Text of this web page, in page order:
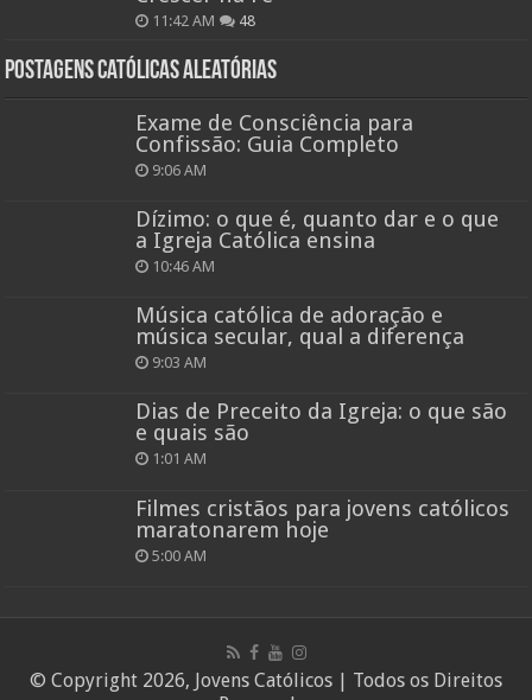
11:42 AM 48
Postagens católicas aleatórias
Exame de Consciência para
Confissão: Guia Completo
9:06 AM
Dízimo: o que é, quanto dar e o que
a Igreja Católica ensina
10:46 AM
Música católica de adoração e
música secular, qual a diferença
9:03 AM
Dias de Preceito da Igreja: o que são
e quais são
1:01 AM
Filmes cristãos para jovens católicos
maratonarem hoje
5:00 AM
© Copyright 2026, Jovens Católicos | Todos os Direitos